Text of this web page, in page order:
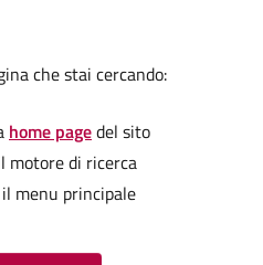
che stai cercando:
home pagedel sito
di ricerca
menu principale